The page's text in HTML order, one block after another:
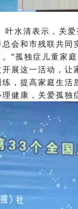
水清表示，关爱
总会和市残联共同
。“孤独症儿童家
开展这一活动，让
练，提高家庭生活
理健康，关爱孤独